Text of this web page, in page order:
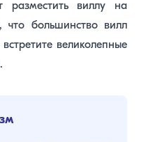
разместить виллу на
что большинство вилл
великолепные